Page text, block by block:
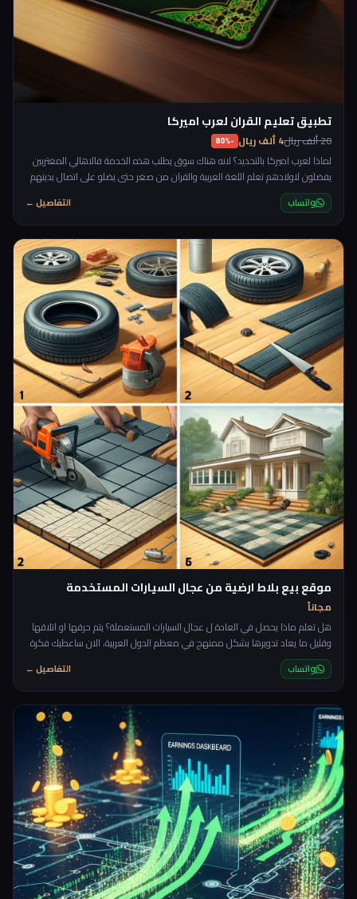
تطبيق تعليم القران لعرب اميركا
20 ألف ريال 4 ألف ريال -80%
لماذا لعرب اميركا بالتحديد؟ لانه هناك سوق يطلب هذه الخدمة فالاهالي المغتربين
يفضلون لاولادهم تعلم اللغة العربية والقران من صغر حتى يضلو على اتصال بدينهم
وحضارتهم العربية، وهذا ما قاله لي صديق عندما اخبرني انه يريد مكان لتعليم اولاده
القران والعربية عن بعد، واخبرني انه مستعد ان يدفع ٢٥ دولار للساعة. بالنسبة
لخريجي الشريعة والمتمكنين فهذا يعد عمل ممتاز كونه يخدم الدين والمادة في
نفس الوقت.
واتساب التفاصيل ←
موقع بيع بلاط ارضية من عجال السيارات المستخدمة
مجاناً
هل تعلم ماذا يحصل في العادة ل عجال السيارات المستعملة؟ يتم حرقها او اتلاقها
وقليل ما يعاد تدويرها بشكل ممنهج في معظم الدول العربية، الان ساعطيك فكرة
مربحة جدا وانا اضمن لك الطلب عليها لانها عملية جدا حتى في بعض الحالات افضل
من البلاط الحجري العادي خاصة في ارضيات النوادي الرياضية (Gyms) ارضيات
الحدائق وغيرها. الية التنفيذ: سنحتاج فقط الى الجزء العلوي من عجل السيارة سيتم
قطعة بشكل متناسق على طول الع
واتساب التفاصيل ←